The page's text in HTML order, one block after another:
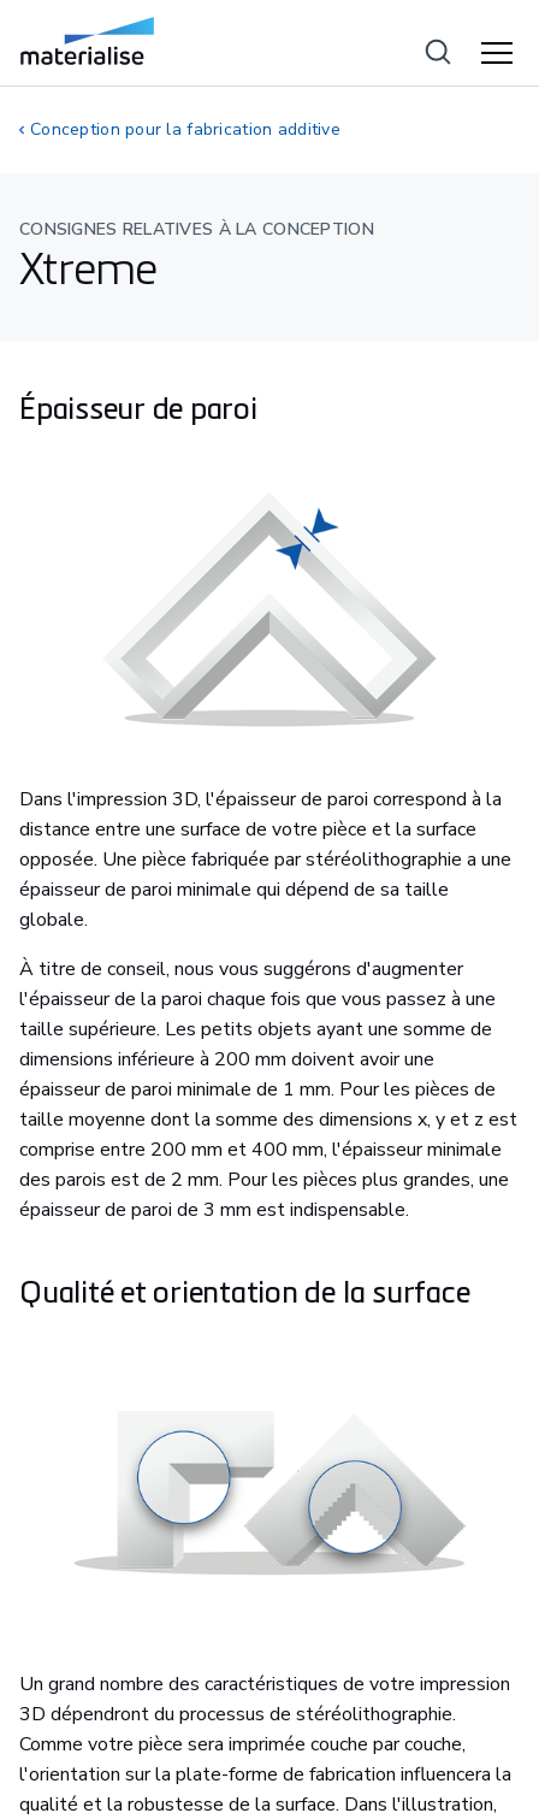
Conception pour la fabrication additive
CONSIGNES RELATIVES À LA CONCEPTION
Xtreme
Épaisseur de paroi
Dans l'impression 3D, l'épaisseur de paroi correspond à la
distance entre une surface de votre pièce et la surface
opposée. Une pièce fabriquée par stéréolithographie a une
épaisseur de paroi minimale qui dépend de sa taille
globale.
À titre de conseil, nous vous suggérons d'augmenter
l'épaisseur de la paroi chaque fois que vous passez à une
taille supérieure. Les petits objets ayant une somme de
dimensions inférieure à 200 mm doivent avoir une
épaisseur de paroi minimale de 1 mm. Pour les pièces de
taille moyenne dont la somme des dimensions x, y et z est
comprise entre 200 mm et 400 mm, l'épaisseur minimale
des parois est de 2 mm. Pour les pièces plus grandes, une
épaisseur de paroi de 3 mm est indispensable.
Qualité et orientation de la surface
Un grand nombre des caractéristiques de votre impression
3D dépendront du processus de stéréolithographie.
Comme votre pièce sera imprimée couche par couche,
l'orientation sur la plate-forme de fabrication influencera la
qualité et la robustesse de la surface. Dans l'illustration,